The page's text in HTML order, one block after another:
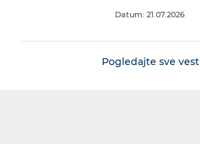
Datum: 21.07.2026
Pogledajte sve